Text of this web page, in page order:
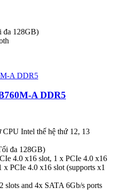
đa 128GB)
A DDR5
Intel thế hệ thứ 12, 13
đa 128GB)
4.0 x16 slot, 1 x PCIe 4.0 x16
x PCIe 4.0 x16 slot (supports x1
slots and 4x SATA 6Gb/s ports